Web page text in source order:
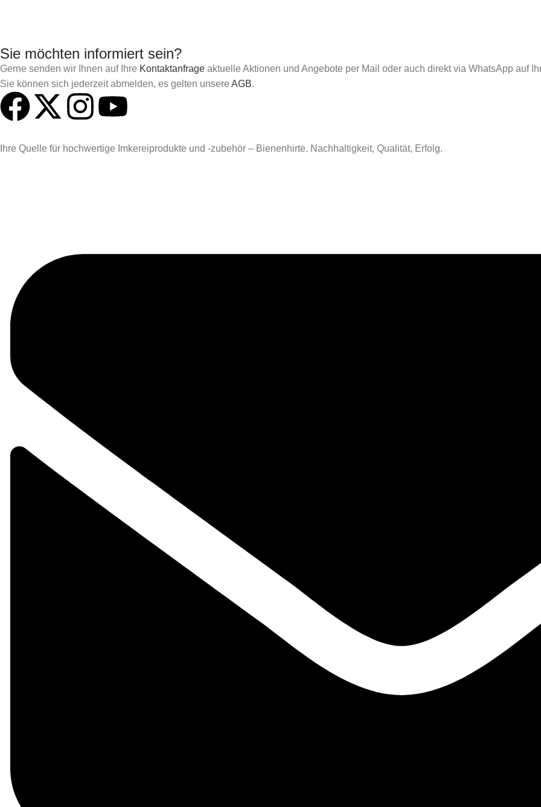
Sie möchten informiert sein?
Gerne senden wir Ihnen auf Ihre Kontaktanfrage aktuelle Aktionen und Angebote per Mail oder auch direkt via WhatsApp auf
Sie können sich jederzeit abmelden, es gelten unsereAGB.
Ihre Quelle für hochwertige Imkereiprodukte und -zubehör – Bienenhirte. Nachhaltigkeit, Qualität, Erfolg.